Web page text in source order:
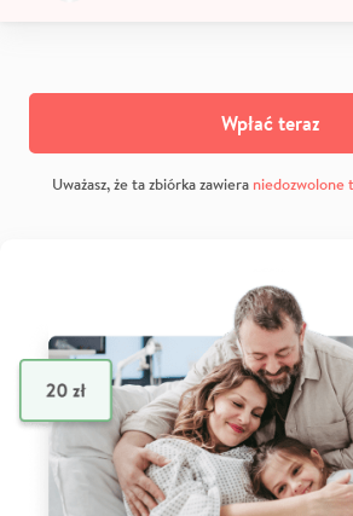
Wpłać teraz
Uważasz, że ta zbiórka zawiera niedozwolone